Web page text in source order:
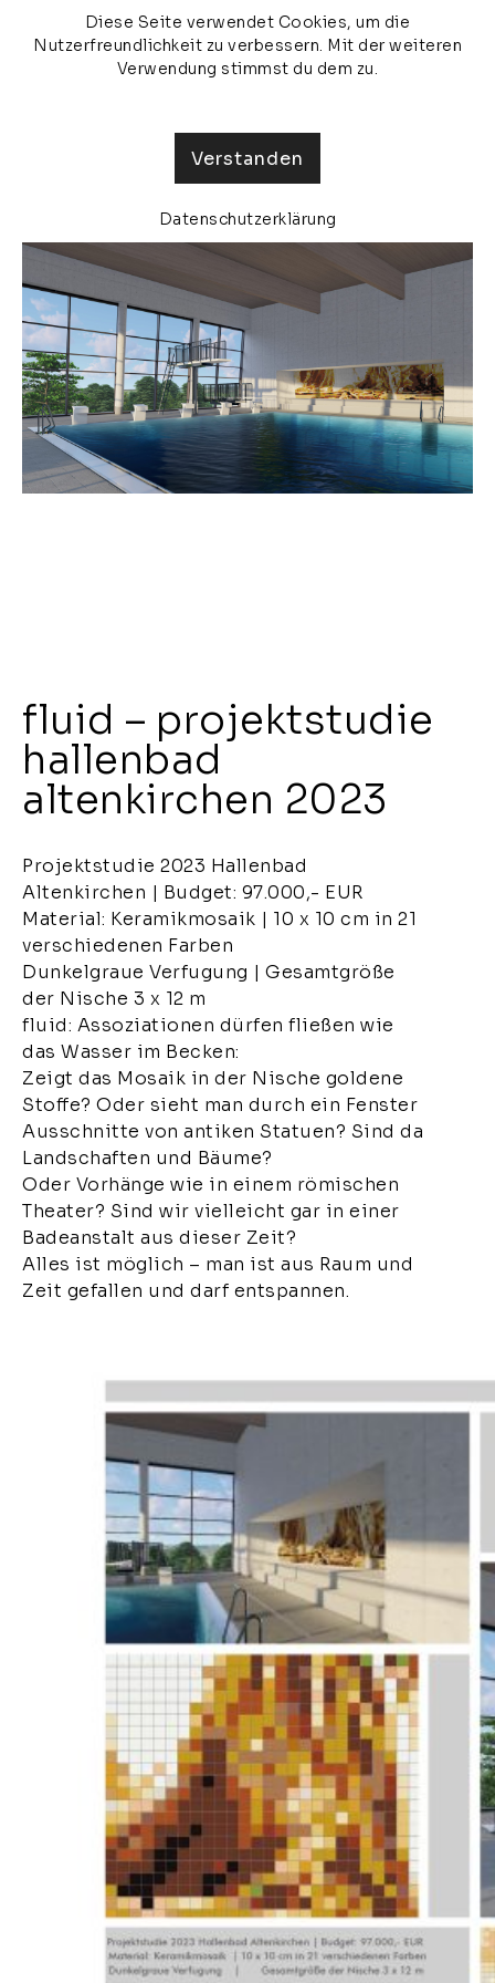
MENU
veronika olma
fluid – projektstudie
hallenbad
altenkirchen 2023
Projektstudie 2023 Hallenbad
Altenkirchen | Budget: 97.000,- EUR
Material: Keramikmosaik | 10 x 10 cm in 21
verschiedenen Farben
Dunkelgraue Verfugung | Gesamtgröße
der Nische 3 x 12 m
fluid: Assoziationen dürfen fließen wie
das Wasser im Becken:
Zeigt das Mosaik in der Nische goldene
Stoffe? Oder sieht man durch ein Fenster
Ausschnitte von antiken Statuen? Sind da
Landschaften und Bäume?
Oder Vorhänge wie in einem römischen
Theater? Sind wir vielleicht gar in einer
Badeanstalt aus dieser Zeit?
Alles ist möglich – man ist aus Raum und
Zeit gefallen und darf entspannen.
Diese Seite verwendet Cookies, um die
Nutzerfreundlichkeit zu verbessern. Mit der weiteren
Verwendung stimmst du dem zu.
Verstanden
Datenschutzerklärung